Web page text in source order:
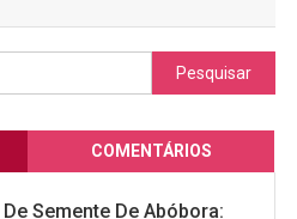
Pesquisar
por:
COMENTÁRIOS
De Semente De Abóbora: